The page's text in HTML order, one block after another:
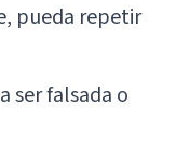
pueda repetir
ser falsada o